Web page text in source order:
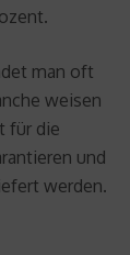
man oft
weisen
für die
und
werden.